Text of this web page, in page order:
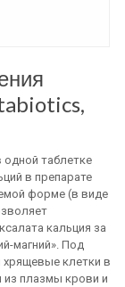
таблетке
в препарате
форме (в виде
кальция за
магний». Под
клетки в
из плазмы крови и